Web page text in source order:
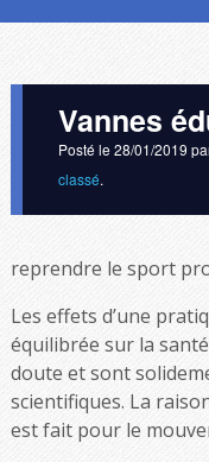
Vannes
Posté le 28/01/2019
classé.
reprendre le sport
Les effets d’une
équilibrée sur la
doute et sont
scientifiques. La
est fait pour le